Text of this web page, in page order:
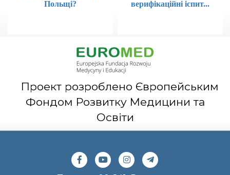
Польщі?
верифікаційні іспит...
Проект розроблено Європейським
Фондом Розвитку Медицини та
Освіти